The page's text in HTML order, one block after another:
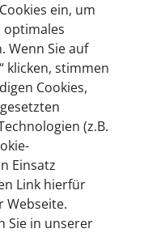
am Standort in
Qualität vertrauen
und
&
ein, um
optimales
Wenn Sie auf
klicken, stimmen
Cookies,
(z.B.
Einsatz
Link hierfür
Webseite.
Sie in unserer